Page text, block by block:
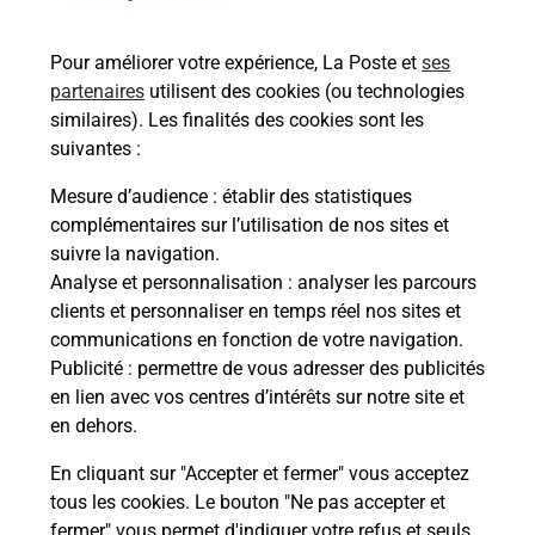
Pour améliorer votre expérience, La Poste et ses
partenaires utilisent des cookies (ou technologies
similaires). Les finalités des cookies sont les
suivantes :
Mesure d’audience : établir des statistiques
complémentaires sur l’utilisation de nos sites et
suivre la navigation.
Analyse et personnalisation : analyser les parcours
clients et personnaliser en temps réel nos sites et
communications en fonction de votre navigation.
Publicité : permettre de vous adresser des publicités
en lien avec vos centres d’intérêts sur notre site et
en dehors.
En cliquant sur "Accepter et fermer" vous acceptez
tous les cookies. Le bouton "Ne pas accepter et
Comment demander une
modification de livraison ?
Comment La Poste participe-t-elle
à votre sécurité au quotidien ?
Puis-je passer mon code de la route
avec La Poste et sous quelles
conditions ?